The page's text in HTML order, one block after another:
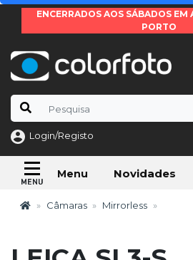
ENCERRADOS AOS SÁBADOS EM
PORTO
Login/Registo
Menu Novidades
Câmaras Mirrorless